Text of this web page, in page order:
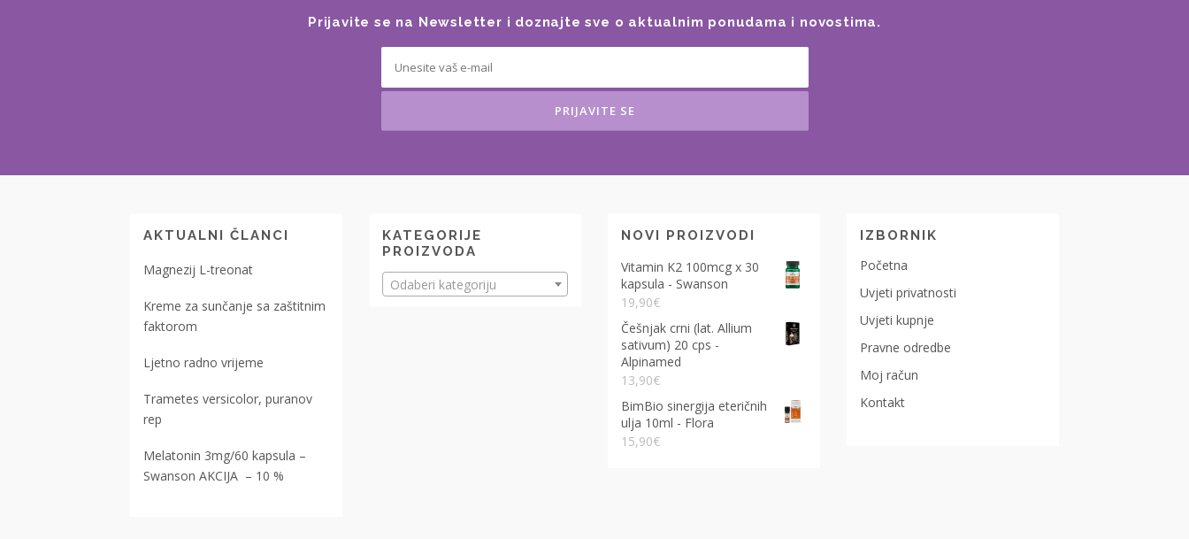
Prijavite se na Newsletter i doznajte sve o aktualnim ponudama i novostima.
AKTUALNI ČLANCI
Magnezij L-treonat
Kreme za sunčanje sa zaštitnim
faktorom
Ljetno radno vrijeme
Trametes versicolor, puranov
rep
Melatonin 3mg/60 kapsula –
Swanson AKCIJA – 10 %
KATEGORIJE
PROIZVODA
Odaberi kategoriju
NOVI PROIZVODI
Vitamin K2 100mcg x 30
kapsula - Swanson
19,90€
Češnjak crni (lat. Allium
sativum) 20 cps -
Alpinamed
13,90€
BimBio sinergija eteričnih
ulja 10ml - Flora
15,90€
IZBORNIK
Početna
Uvjeti privatnosti
Uvjeti kupnje
Pravne odredbe
Moj račun
Kontakt